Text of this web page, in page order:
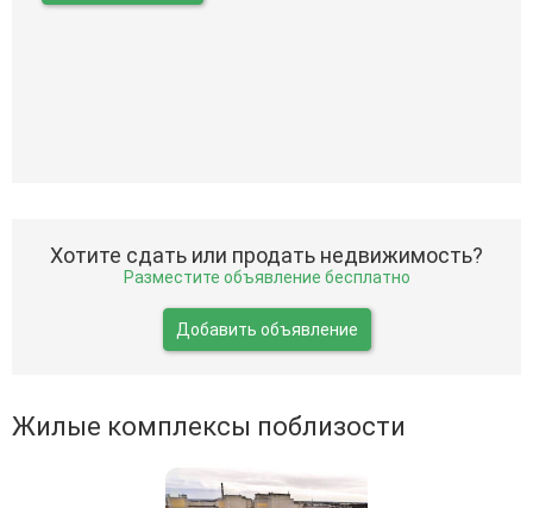
Хотите сдать или продать недвижимость?
Разместите объявление бесплатно
Добавить объявление
Жилые комплексы поблизости